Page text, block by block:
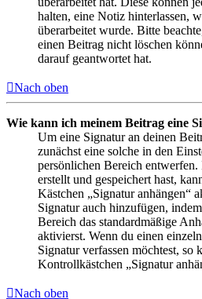
halten, eine Notiz hinterlassen,
überarbeitet wurde. Bitte
einen Beitrag nicht löschen
darauf geantwortet hat.
Nach oben
Wie kann ich meinem Beitrag eine
Um eine Signatur an deinen
zunächst eine solche in den
persönlichen Bereich
erstellt und gespeichert hast,
Kästchen „Signatur anhängen“
Signatur auch hinzufügen,
Bereich das standardmäßige
aktivierst. Wenn du einen
Signatur verfassen möchtest, so
Kontrollkästchen „Signatur
Nach oben